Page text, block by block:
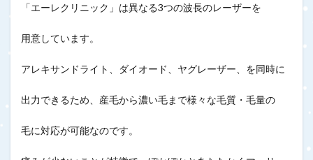
「エーレクリニック」は異なる3つの波長のレーザーを
用意しています。
アレキサンドライト、ダイオード、ヤグレーザー、を同時に
出力できるため、産毛から濃い毛まで様々な毛質・毛量の
毛に対応が可能なのです。